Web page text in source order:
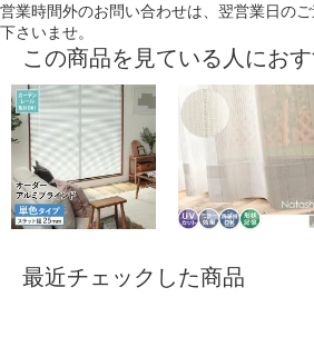
営業時間外のお問い合わせは、翌営業日の
下さいませ。
この商品を見ている人にお
最近チェックした商品